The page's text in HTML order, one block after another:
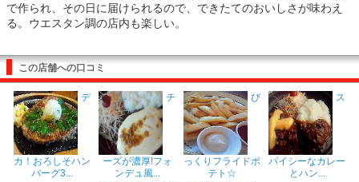
で作られ、その日に届けられるので、できたてのおいしさが味わえ
る。ウエスタン調の店内も楽しい。
この店舗への口コミ
デ
カ！おろしそハン
バーグ3...
チ
ーズが濃厚!フォ
ンデュ風...
び
っくりフライドポ
テト☆
ス
パイシーなカレー
とハン...